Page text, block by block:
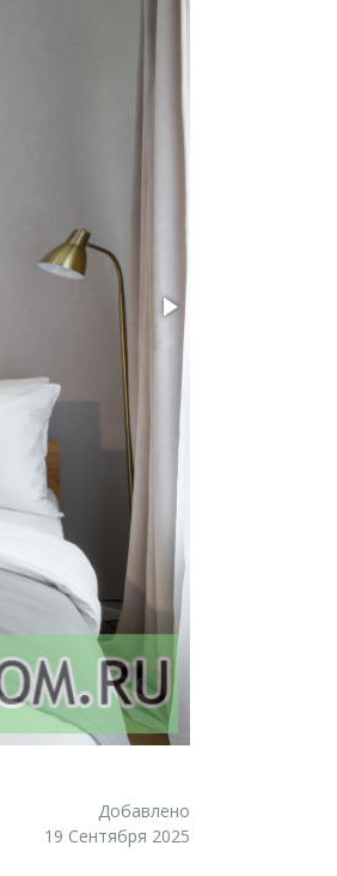
Добавлено
19 Сентября 2025